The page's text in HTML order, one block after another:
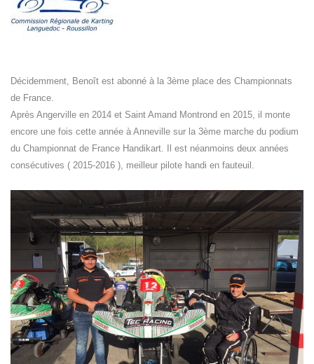
Décidemment, Benoît est abonné à la 3ème place des Championnats
de France.
Après Angerville en 2014 et Saint Amand Montrond en 2015, il monte
encore une fois cette année à Anneville sur la 3ème marche du podium
du Championnat de France Handikart. Il est néanmoins deux années
consécutives ( 2015-2016 ), meilleur pilote handi en fauteuil.